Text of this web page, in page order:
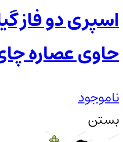
اسپری دو فاز
حاوی عصاره
ناموجود
بستن